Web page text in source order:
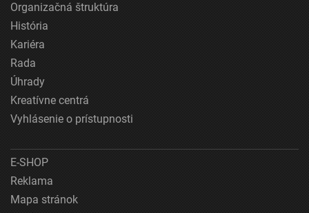
Organizačná štruktúra
História
Kariéra
Rada
Úhrady
Kreatívne centrá
Vyhlásenie o prístupnosti
E-SHOP
Reklama
Mapa stránok